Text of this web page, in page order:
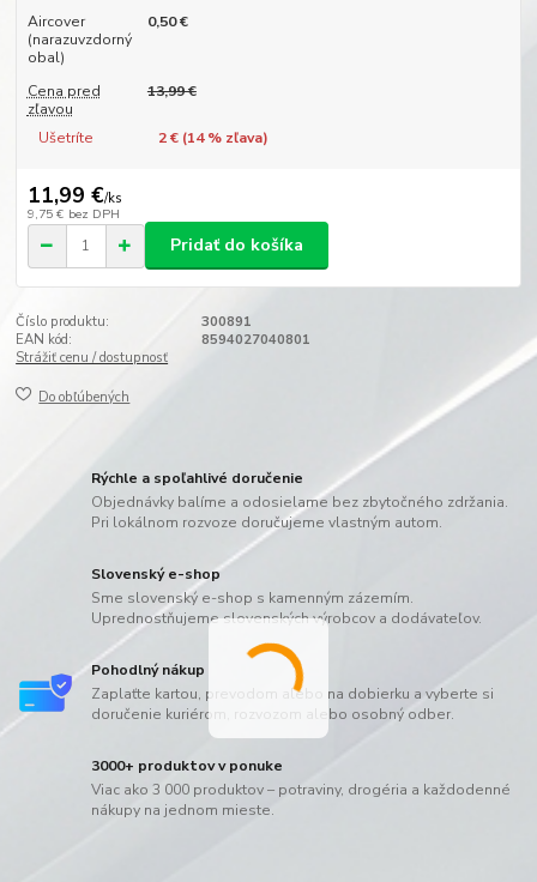
Aircover
(narazuvzdorný
obal)
0,50 €
Cena pred
zľavou
13,99 €
Ušetríte 2 € (14% zľava)
11,99 €/ks
9,75 € bez DPH
Pridať do košíka
Číslo produktu:
300891
EAN kód:
8594027040801
Strážiť cenu / dostupnosť
Do obľúbených
Rýchle a spoľahlivé doručenie
Objednávky balíme a odosielame bez zbytočného zdržania.
Pri lokálnom rozvoze doručujeme vlastným autom.
Slovenský e-shop
Sme slovenský e-shop s kamenným zázemím.
Uprednostňujeme slovenských výrobcov a dodávateľov.
Pohodlný nákup
Zaplaťte kartou, prevodom alebo na dobierku a vyberte si
doručenie kuriérom, rozvozom alebo osobný odber.
3000+ produktov v ponuke
Viac ako 3 000 produktov – potraviny, drogéria a každodenné
nákupy na jednom mieste.